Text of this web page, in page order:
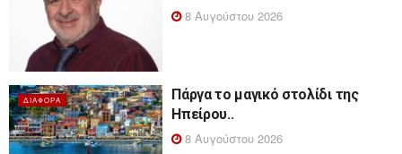
8 Αυγούστου 2026
ΔΙΆΦΟΡΑ
Πάργα το μαγικό στολίδι της
Ηπείρου..
8 Αυγούστου 2026